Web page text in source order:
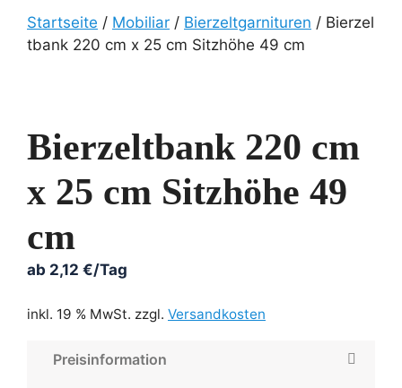
Startseite / Mobiliar / Bierzeltgarnituren / Bierzel
tbank 220 cm x 25 cm Sitzhöhe 49 cm
Bierzeltbank 220 cm
x 25 cm Sitzhöhe 49
cm
ab 2,12 €/Tag
inkl. 19 % MwSt. zzgl. Versandkosten
Preisinformation